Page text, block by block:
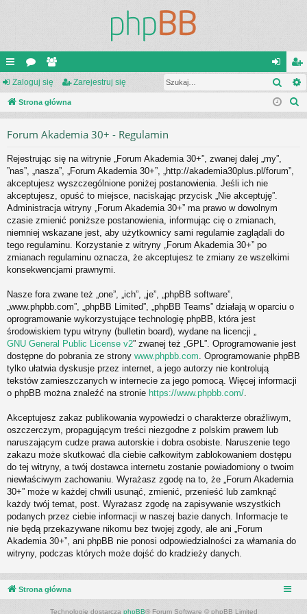
ię
ce
or
a
ży
tk
ni
cy
al
og
ę
ar
ej
Zaloguj się Zarejestruj się
Strona główna
Forum Akademia 30+ - Regulamin
Rejestrując się na witrynie „Forum Akademia 30+”, zwanej dalej „my”,
”nas”, „nasza”, „Forum Akademia 30+”, „http://akademia30plus.pl/forum”,
akceptujesz wyszczególnione poniżej postanowienia. Jeśli ich nie
akceptujesz, opuść to miejsce, naciskając przycisk „Nie akceptuję”.
Administracja witryny „Forum Akademia 30+” ma prawo w dowolnym
czasie zmienić poniższe postanowienia, informując cię o zmianach,
niemniej wskazane jest, aby użytkownicy sami regularnie zaglądali do
tego regulaminu. Korzystanie z witryny „Forum Akademia 30+” po
zmianach regulaminu oznacza, że akceptujesz te zmiany ze wszelkimi
konsekwencjami prawnymi.
Nasze fora zwane też „one”, „ich”, „je”, „phpBB software”,
„www.phpbb.com”, „phpBB Limited”, „phpBB Teams” działają w oparciu o
oprogramowanie wykorzystujące technologię phpBB, która jest
środowiskiem typu witryny (bulletin board), wydane na licencji „
GNU General Public License v2” zwanej też „GPL”. Oprogramowanie jest
dostępne do pobrania ze strony www.phpbb.com . Oprogramowanie phpBB
tylko ułatwia dyskusje przez internet, a jego autorzy nie kontrolują
tekstów zamieszczanych w internecie za jego pomocą. Więcej informacji
o phpBB można znaleźć na stronie https://www.phpbb.com/
Akceptujesz zakaz publikowania wypowiedzi o charakterze obraźliwym,
oszczerczym, propagującym treści niezgodne z polskim prawem lub
naruszającym cudze prawa autorskie i dobra osobiste. Naruszenie tego
zakazu może skutkować dla ciebie całkowitym zablokowaniem dostępu
do tej witryny, a twój dostawca internetu zostanie powiadomiony o twoim
niewłaściwym zachowaniu. Wyrażasz zgodę na to, że „Forum Akademia
30+” może w każdej chwili usunąć, zmienić, przenieść lub zamknąć
każdy twój temat, post. Wyrażasz zgodę na zapisywanie wszystkich
podanych przez ciebie informacji w naszej bazie danych. Informacje te
nie będą przekazywane nikomu bez twojej zgody, ale ani „Forum
Akademia 30+”, ani phpBB nie ponosi odpowiedzialności za włamania do
witryny, podczas których może dojść do kradzieży danych.
Strona główna
Technologię dostarcza phpBB® Forum Software © phpBB Limited